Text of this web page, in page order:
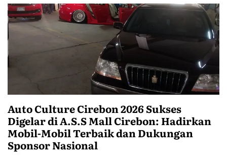
Auto Culture Cirebon 2026 Sukses
Digelar di A.S.S Mall Cirebon: Hadirkan
Mobil-Mobil Terbaik dan Dukungan
Sponsor Nasional